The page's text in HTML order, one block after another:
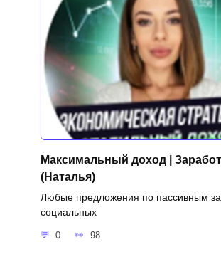
Максимальный доход |
(Наталья)
Любые предложения по пассивным
социальных
0 98